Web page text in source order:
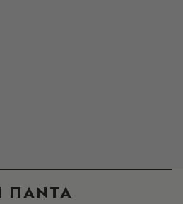
ΠΑΝΤΑ